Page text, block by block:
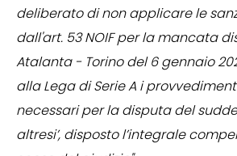
deliberato di non applicare le
dall'art. 53 NOIF per la mancata
Atalanta - Torino del 6 gennaio
alla Lega di Serie A i
necessari per la disputa del
altresi’, disposto l’integrale